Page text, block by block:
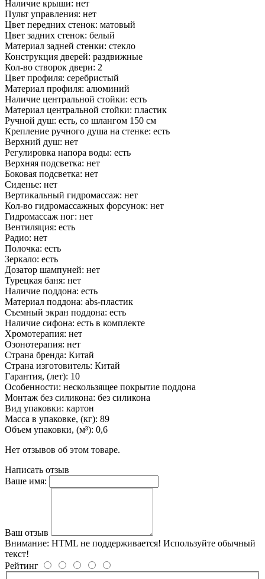
Наличие крыши: нет
Пульт управления: нет
Цвет передних стенок: матовый
Цвет задних стенок: белый
Материал задней стенки: стекло
Конструкция дверей: раздвижные
Кол-во створок двери: 2
Цвет профиля: серебристый
Материал профиля: алюминий
Наличие центральной стойки: есть
Материал центральной стойки: пластик
Ручной душ: есть, со шлангом 150 см
Крепление ручного душа на стенке: есть
Верхний душ: нет
Регулировка напора воды: есть
Верхняя подсветка: нет
Боковая подсветка: нет
Сиденье: нет
Вертикальный гидромассаж: нет
Кол-во гидромассажных форсунок: нет
Гидромассаж ног: нет
Вентиляция: есть
Радио: нет
Полочка: есть
Зеркало: есть
Дозатор шампуней: нет
Турецкая баня: нет
Наличие поддона: есть
Материал поддона: abs-пластик
Съемный экран поддона: есть
Наличие сифона: есть в комплекте
Хромотерапия: нет
Озонотерапия: нет
Страна бренда: Китай
Страна изготовитель: Китай
Гарантия, (лет): 10
Особенности: нескользящее покрытие поддона
Монтаж без силикона: без силикона
Вид упаковки: картон
Масса в упаковке, (кг): 89
Объем упаковки, (м³): 0,6
Нет отзывов об этом товаре.
Написать отзыв
Ваше имя:
Ваш отзыв
Внимание: HTML не поддерживается! Используйте обычный
текст!
Рейтинг